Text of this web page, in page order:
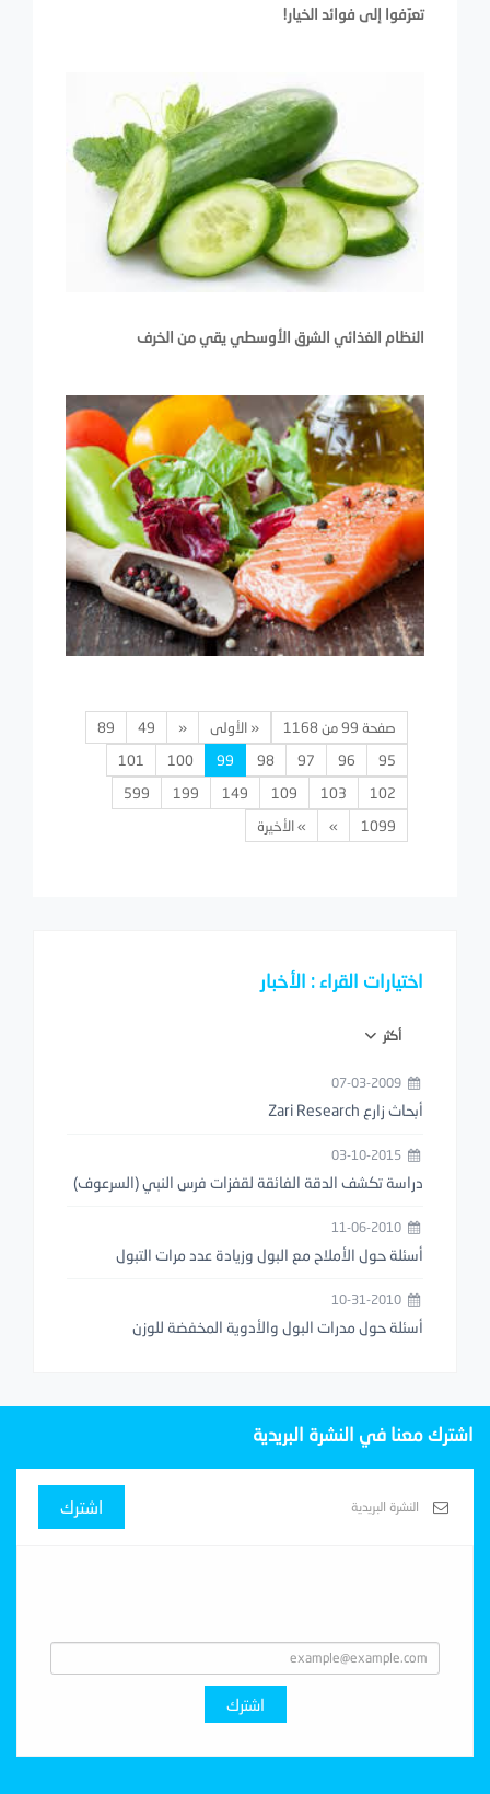
تعرّفوا إلى فوائد الخيار!
النظام الغذائي الشرق الأوسطي يقي من الخرف
صفحة 99 من 1168 « الأولى «
49
89
95
96
97
98
99
100
101
102
103
109
149
199
599
1099
» » الأخيرة
اختيارات القراء : الأخبار
أكثر
أبحاث زارع Zari Research
دراسة تكشف الدقة الفائقة لقفزات فرس النبي (السرعوف)
أسئلة حول الأملاح مع البول وزيادة عدد مرات التبول
أسئلة حول مدرات البول والأدوية المخفضة للوزن
اشترك معنا في النشرة البريدية
اشترك
اشترك